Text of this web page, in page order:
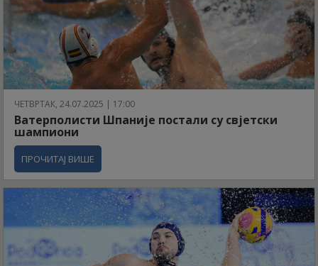
ЧЕТВРТАК, 24.07.2025 | 17:00
Ватерполисти Шпаније постали су свјетски
шампиони
ПРОЧИТАЈ ВИШЕ